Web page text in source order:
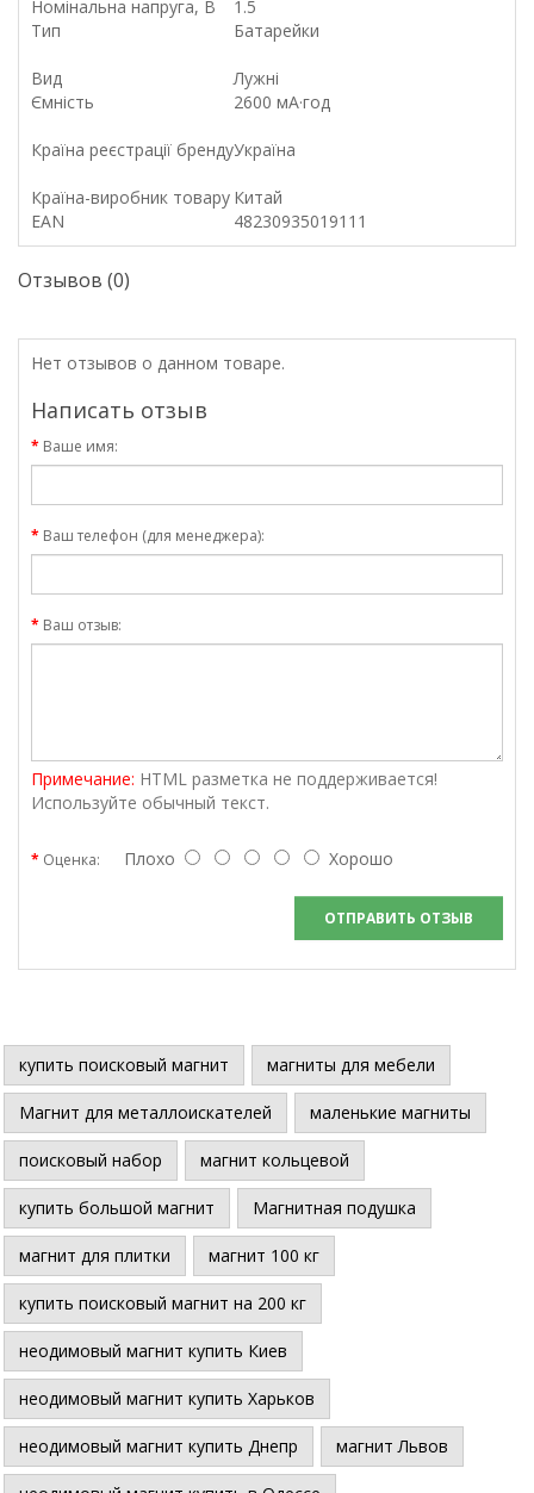
Номінальна напруга, В
1.5
Тип
Батарейки
Вид
Лужні
Ємність
2600 мА·год
Країна реєстрації брендуУкраїна
Країна-виробник товару Китай
EAN
48230935019111
Отзывов (0)
Нет отзывов о данном товаре.
Написать отзыв
Ваше имя:
Ваш телефон (для менеджера):
Ваш отзыв:
Примечание: HTML разметка не поддерживается!
Используйте обычный текст.
Оценка: Плохо Хорошо
ОТПРАВИТЬ ОТЗЫВ
купить поисковый магнит магниты для мебели
Магнит для металлоискателей маленькие магниты
поисковый набор магнит кольцевой
купить большой магнит Магнитная подушка
магнит для плитки магнит 100 кг
купить поисковый магнит на 200 кг
неодимовый магнит купить Киев
неодимовый магнит купить Харьков
неодимовый магнит купить Днепр магнит Львов